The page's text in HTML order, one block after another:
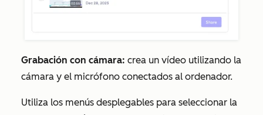
Grabación con cámara: crea un vídeo utilizando la
cámara y el micrófono conectados al ordenador.
Utiliza los menús desplegables para seleccionar la